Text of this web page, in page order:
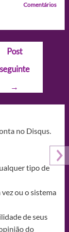
Comentários
Post
seguinte
→
no Disqus.
tipo de
ou o sistema
de seus
do